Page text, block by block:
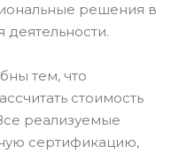
решения в
деятельности.
тем, что
стоимость
реализуемые
сертификацию,